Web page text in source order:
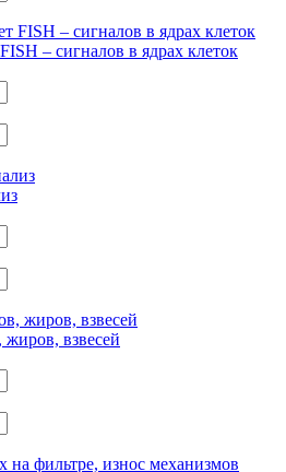
– сигналов в ядрах клеток
взвесей